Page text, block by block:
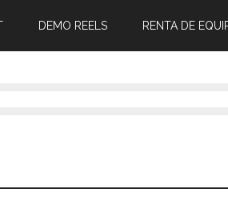
DEMO REELS RENTA DE